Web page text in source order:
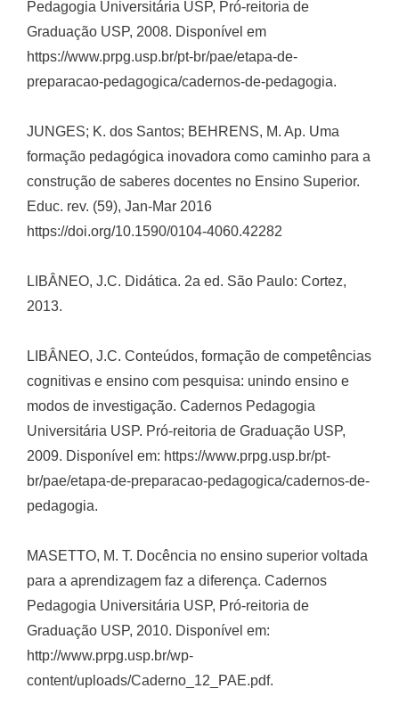
Pedagogia Universitária USP, Pró-reitoria de
Graduação USP, 2008. Disponível em
https://www.prpg.usp.br/pt-br/pae/etapa-de-
preparacao-pedagogica/cadernos-de-pedagogia.
JUNGES; K. dos Santos; BEHRENS, M. Ap. Uma
formação pedagógica inovadora como caminho para a
construção de saberes docentes no Ensino Superior.
Educ. rev. (59), Jan-Mar 2016 
https://doi.org/10.1590/0104-4060.42282
LIBÂNEO, J.C. Didática. 2a ed. São Paulo: Cortez,
2013.
LIBÂNEO, J.C. Conteúdos, formação de competências
cognitivas e ensino com pesquisa: unindo ensino e
modos de investigação. Cadernos Pedagogia
Universitária USP. Pró-reitoria de Graduação USP,
2009. Disponível em: https://www.prpg.usp.br/pt-
br/pae/etapa-de-preparacao-pedagogica/cadernos-de-
pedagogia.
MASETTO, M. T. Docência no ensino superior voltada
para a aprendizagem faz a diferença. Cadernos
Pedagogia Universitária USP, Pró-reitoria de
Graduação USP, 2010. Disponível em:
http://www.prpg.usp.br/wp-
content/uploads/Caderno_12_PAE.pdf.